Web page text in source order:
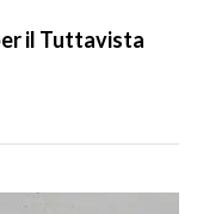
il Tuttavista